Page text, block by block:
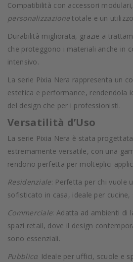
Compatibilità con accessori
personalizzazione totale e un
Durabilità migliorata, grazie a
che proteggono i materiali anche in
intensivo.
La serie Pixia Nera rappresenta un
estetica e performance, rendendola
del design che per i professionisti.
Versatilità d’Uso
La serie Pixia Nera è stata
estremamente versatile, con una
rendono perfetta per molteplici
Residenziale: Perfetta per chi vuole
sofisticato in casa, ideale per cucine,
Commerciale: Adatta ad ambienti di
spazi retail, dove il design
sono essenziali.
Pubblico: Ideale per uffici, scuole e